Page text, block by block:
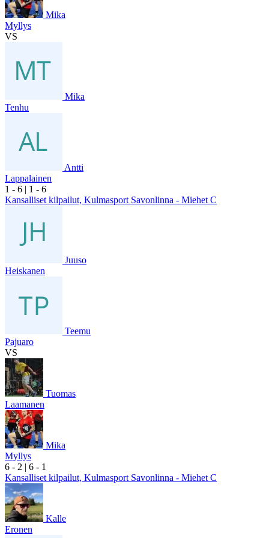
Mika
Myllys
VS
Mika
Tenhu
Antti
Lappalainen
1 - 6 | 1 - 6
Kansalliset kilpailut, Kulmasport Savonlinna - Miehet C
Juuso
Heiskanen
Teemu
Pajuaro
VS
Tuomas
Laamanen
Mika
Myllys
6 - 2 | 6 - 1
Kansalliset kilpailut, Kulmasport Savonlinna - Miehet C
Kalle
Eronen